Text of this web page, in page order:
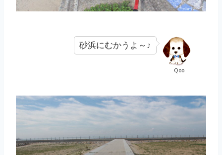
Qoo
砂浜にむかうよ～♪